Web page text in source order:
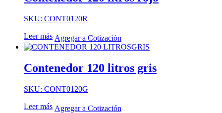
SKU: CONT0120R
Leer más Agregar a Cotización
Contenedor 120 litros gris
SKU: CONT0120G
Leer más Agregar a Cotización